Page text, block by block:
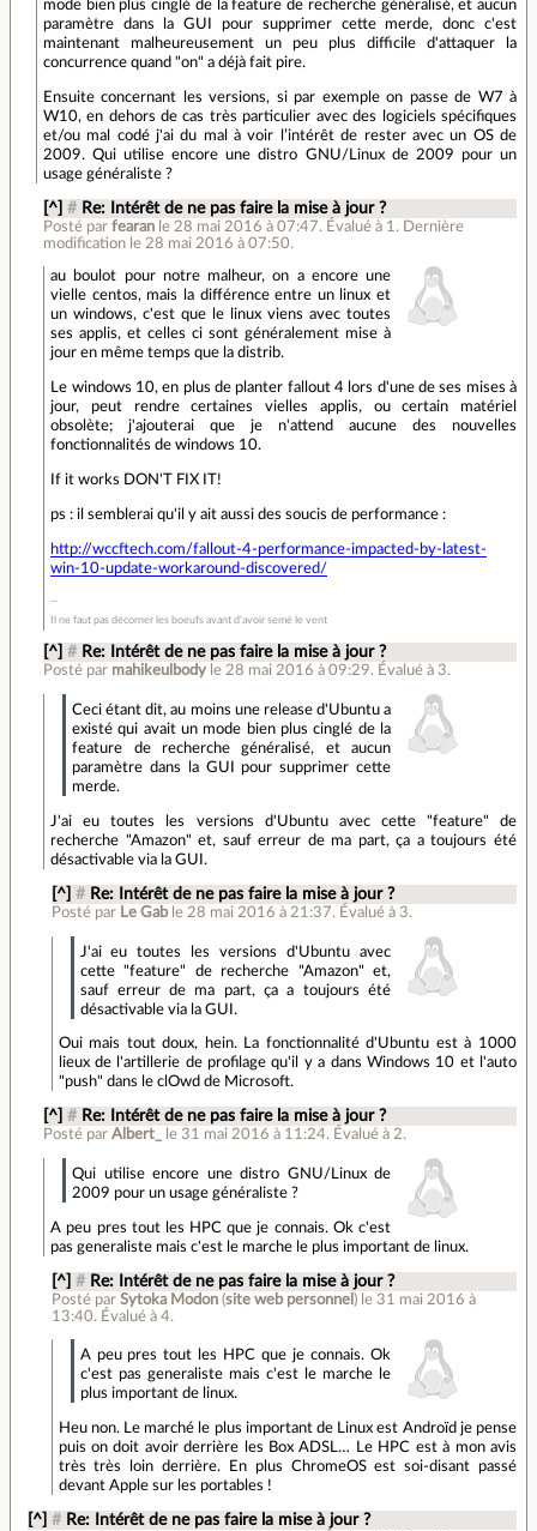
mode bien plus cinglé de la feature de recherche généralisé, et aucun
paramètre dans la GUI pour supprimer cette merde, donc c'est
maintenant malheureusement un peu plus difficile d'attaquer la
concurrence quand "on" a déjà fait pire.
Ensuite concernant les versions, si par exemple on passe de W7 à
W10, en dehors de cas très particulier avec des logiciels spécifiques
et/ou mal codé j'ai du mal à voir l’intérêt de rester avec un OS de
2009. Qui utilise encore une distro GNU/Linux de 2009 pour un
usage généraliste ?
[^] # Re: Intérêt de ne pas faire la mise à jour ?
Posté parfearan le 28 mai 2016 à 07:47. Évalué à 1 . Dernière
modification le 28 mai 2016 à 07:50.
au boulot pour notre malheur, on a encore une
vielle centos, mais la différence entre un linux et
un windows, c'est que le linux viens avec toutes
ses applis, et celles ci sont généralement mise à
jour en même temps que la distrib.
Le windows 10, en plus de planter fallout 4 lors d'une de ses mises à
jour, peut rendre certaines vielles applis, ou certain matériel
obsolète; j'ajouterai que je n'attend aucune des nouvelles
fonctionnalités de windows 10.
If it works DON'T FIX IT!
ps : il semblerai qu'il y ait aussi des soucis de performance :
http://wccftech.com/fallout-4-performance-impacted-by-latest-
win-10-update-workaround-discovered/
Il ne faut pas décorner les boeufs avant d'avoir semé le vent
[^] # Re: Intérêt de ne pas faire la mise à jour ?
Posté par mahikeulbody le 28 mai 2016 à 09:29. Évalué à 3.
Ceci étant dit, au moins une release d'Ubuntu a
existé qui avait un mode bien plus cinglé de la
feature de recherche généralisé, et aucun
paramètre dans la GUI pour supprimer cette
merde.
J'ai eu toutes les versions d'Ubuntu avec cette "feature" de
recherche "Amazon" et, sauf erreur de ma part, ça a toujours été
désactivable via la GUI.
[^] # Re: Intérêt de ne pas faire la mise à jour ?
Posté par Le Gab le 28 mai 2016 à 21:37. Évalué à 3.
J'ai eu toutes les versions d'Ubuntu avec
cette "feature" de recherche "Amazon" et,
sauf erreur de ma part, ça a toujours été
désactivable via la GUI.
Oui mais tout doux, hein. La fonctionnalité d'Ubuntu est à 1000
lieux de l'artillerie de profilage qu'il y a dans Windows 10 et l'auto
"push" dans le clOwd de Microsoft.
[^] # Re: Intérêt de ne pas faire la mise à jour ?
Posté parAlbert_ le 31 mai 2016 à 11:24. Évalué à 2.
Qui utilise encore une distro GNU/Linux de
2009 pour un usage généraliste ?
A peu pres tout les HPC que je connais. Ok c'est
pas generaliste mais c'est le marche le plus important de linux.
[^] # Re: Intérêt de ne pas faire la mise à jour ?
Posté par Sytoka Modon(site web personnel ) le 31 mai 2016 à
13:40. Évalué à 4.
A peu pres tout les HPC que je connais. Ok
c'est pas generaliste mais c'est le marche le
plus important de linux.
Heu non. Le marché le plus important de Linux est Androïd je pense
puis on doit avoir derrière les Box ADSL… Le HPC est à mon avis
très très loin derrière. En plus ChromeOS est soi-disant passé
devant Apple sur les portables !
[^] # Re: Intérêt de ne pas faire la mise à jour ?